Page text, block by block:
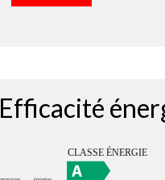
Efficacité